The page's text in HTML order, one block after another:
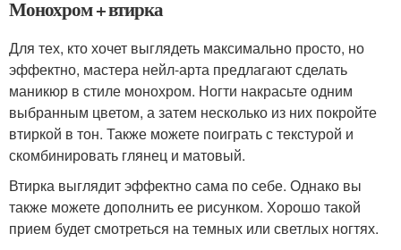
Монохром + втирка
Для тех, кто хочет выглядеть максимально просто, но
эффектно, мастера нейл-арта предлагают сделать
маникюр в стиле монохром. Ногти накрасьте одним
выбранным цветом, а затем несколько из них покройте
втиркой в тон. Также можете поиграть с текстурой и
скомбинировать глянец и матовый.
Втирка выглядит эффектно сама по себе. Однако вы
также можете дополнить ее рисунком. Хорошо такой
прием будет смотреться на темных или светлых ногтях.